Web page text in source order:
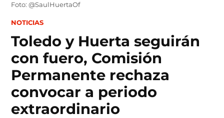
Foto: @SaulHuertaOf
POSTED
NOTICIAS
Toledo y Huerta seguirán
con fuero, Comisión
Permanente rechaza
convocar a periodo
extraordinario